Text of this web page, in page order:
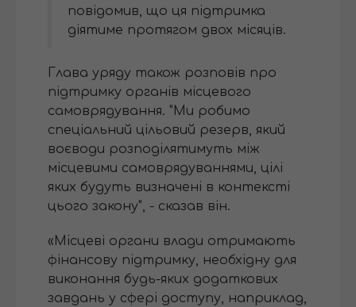
повідомив, що ця підтримка
діятиме протягом двох місяців.
Глава уряду також розповів про
підтримку органів місцевого
самоврядування. "Ми робимо
спеціальний цільовий резерв, який
воєводи розподілятимуть між
місцевими самоврядуваннями, цілі
яких будуть визначені в контексті
цього закону", - сказав він.
«Місцеві органи влади отримають
фінансову підтримку, необхідну для
виконання будь-яких додаткових
завдань у сфері доступу, наприклад,